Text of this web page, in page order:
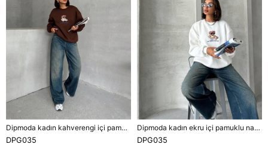
Dipmoda kadın kahverengi içi pamuklu nakış detaylı sweat DPG035
DPG035
Dipmoda kadın ekru içi pamuklu nakış detaylı sweat DPG035
DPG035